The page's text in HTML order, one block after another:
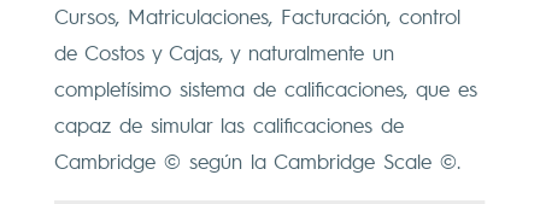
Cursos, Matriculaciones, Facturación, control
de Costos y Cajas, y naturalmente un
completísimo sistema de calificaciones, que es
capaz de simular las calificaciones de
Cambridge © según la Cambridge Scale ©.